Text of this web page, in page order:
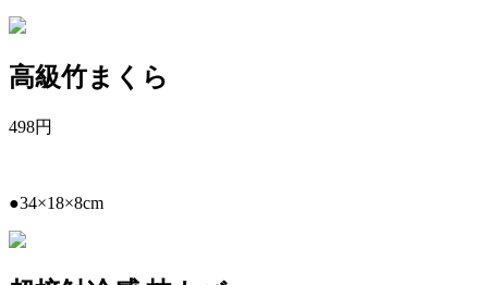
高級竹まくら
498円
●34×18×8cm